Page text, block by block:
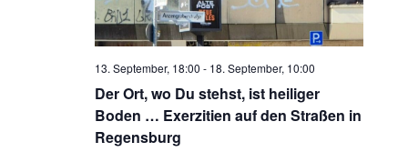
Der Ort, wo Du stehst, ist heiliger
Boden … Exerzitien auf den Straßen in
Regensburg
13. September, 18:00 - 18. September, 10:00